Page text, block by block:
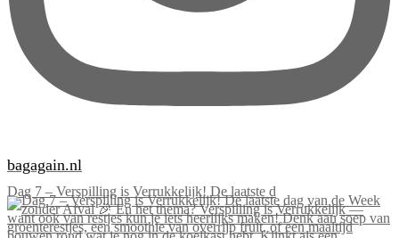
bagagain.nl
Dag 7 – Verspilling is Verrukkelijk! De laatste d